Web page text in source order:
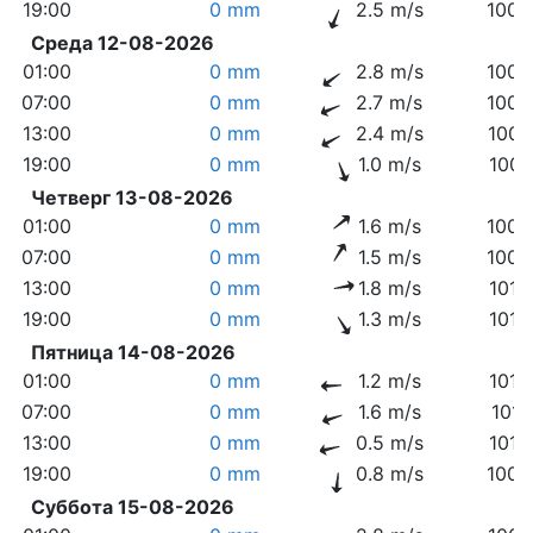
19:00
0 mm 2.5 m/s
Среда 12-08-2026
01:00
0 mm 2.8 m/s
07:00
0 mm 2.7 m/s
13:00
0 mm 2.4 m/s
19:00
0 mm 1.0 m/s
Четверг 13-08-2026
01:00
0 mm 1.6 m/s
07:00
0 mm 1.5 m/s
13:00
0 mm 1.8 m/s
19:00
0 mm 1.3 m/s
Пятница 14-08-2026
01:00
0 mm 1.2 m/s
07:00
0 mm 1.6 m/s
13:00
0 mm 0.5 m/s
19:00
0 mm 0.8 m/s
Суббота 15-08-2026